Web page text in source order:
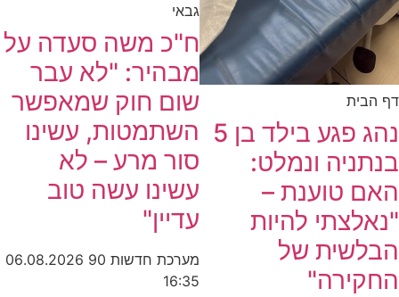
דף הבית
נהג פגע בילד בן 5
בנתניה ונמלט:
האם טוענת –
"נאלצתי להיות
הבלשית של
החקירה"
גבאי
ח"כ משה סעדה על
מבהיר: "לא עבר
שום חוק שמאפשר
השתמטות, עשינו
סור מרע – לא
עשינו עשה טוב
עדיין"
מערכת חדשות 90
06.08.2026
16:35